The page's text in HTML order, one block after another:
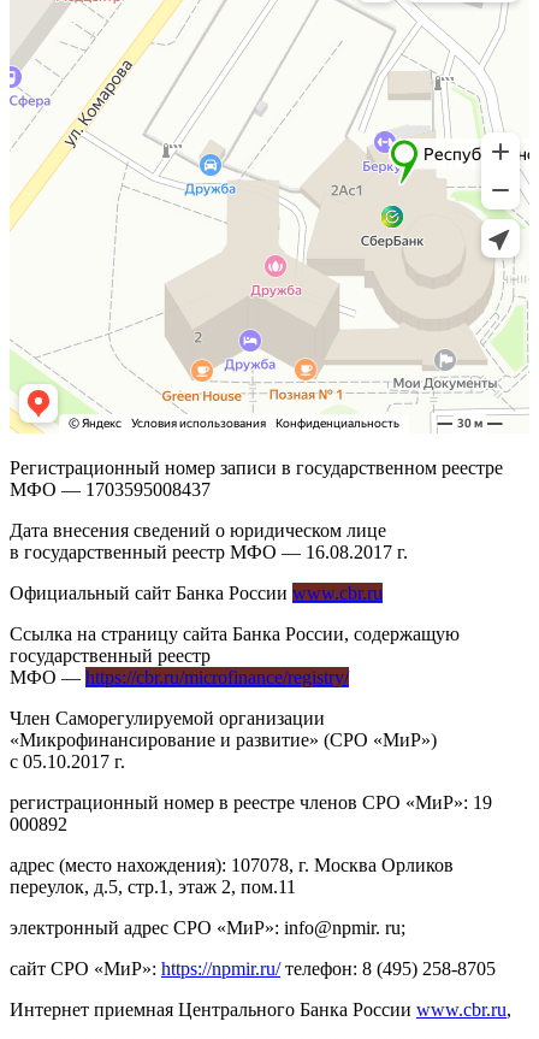
Регистрационный номер записи в государственном реестре
МФО — 1703595008437
Дата внесения сведений о юридическом лице
в государственный реестр МФО — 16.08.2017 г.
Официальный сайт Банка России www.cbr.ru
Ссылка на страницу сайта Банка России, содержащую
государственный реестр
МФО — https://cbr.ru/microfinance/registry/
Член Саморегулируемой организации
«Микрофинансирование и развитие» (СРО «МиР»)
с 05.10.2017 г.
регистрационный номер в реестре членов СРО «МиР»: 19
000892
адрес (место нахождения): 107078, г. Москва Орликов
переулок, д.5, стр.1, этаж 2, пом.11
электронный адрес СРО «МиР»: info@npmir. ru;
сайт СРО «МиР»: https://npmir.ru/телефон: 8 (495) 258-8705
Интернет приемная Центрального Банка России www.cbr.ru,